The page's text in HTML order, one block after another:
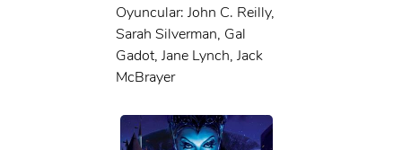
Oyuncular: John C. Reilly,
Sarah Silverman, Gal
Gadot, Jane Lynch, Jack
McBrayer